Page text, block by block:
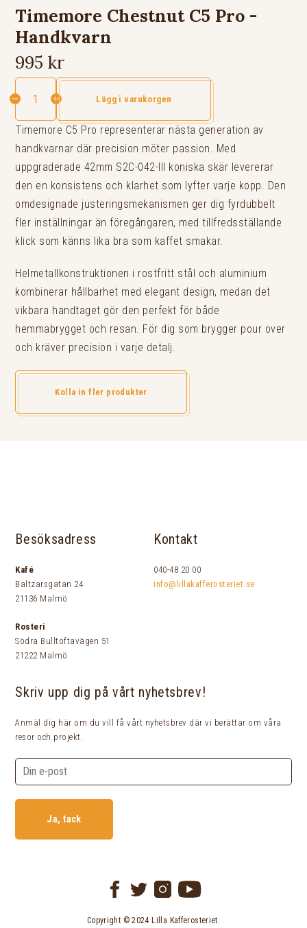
Timemore Chestnut C5 Pro -
Handkvarn
995 kr
Lägg i varukorgen
Timemore C5 Pro representerar nästa generation av
handkvarnar där precision möter passion. Med
uppgraderade 42mm S2C-042-III koniska skär levererar
den en konsistens och klarhet som lyfter varje kopp. Den
omdesignade justeringsmekanismen ger dig fyrdubbelt
fler inställningar än föregångaren, med tillfredsställande
klick som känns lika bra som kaffet smakar.
Helmetallkonstruktionen i rostfritt stål och aluminium
kombinerar hållbarhet med elegant design, medan det
vikbara handtaget gör den perfekt för både
hemmabrygget och resan. För dig som brygger pour over
och kräver precision i varje detalj.
Kolla in fler produkter
Besöksadress
Kafé
Baltzarsgatan 24
21136 Malmö
Rosteri
Södra Bulltoftavägen 51
21222 Malmö
Kontakt
040-48 20 00
info@lillakafferosteriet.se
Skriv upp dig på vårt nyhetsbrev!
Anmäl dig här om du vill få vårt nyhetsbrev där vi berättar om våra
resor och projekt.
Ja, tack
Copyright © 2024 Lilla Kafferosteriet.